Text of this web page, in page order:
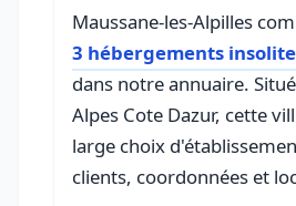
Maussane-les-Alpilles
3 hébergements
dans notre annuaire.
Alpes Cote Dazur, cette
large choix
clients, coordonnées et